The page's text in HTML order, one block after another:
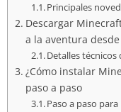
Principales
Descargar
a la aventura desde
Detalles técnicos
¿Cómo instalar
paso a paso
Paso a paso